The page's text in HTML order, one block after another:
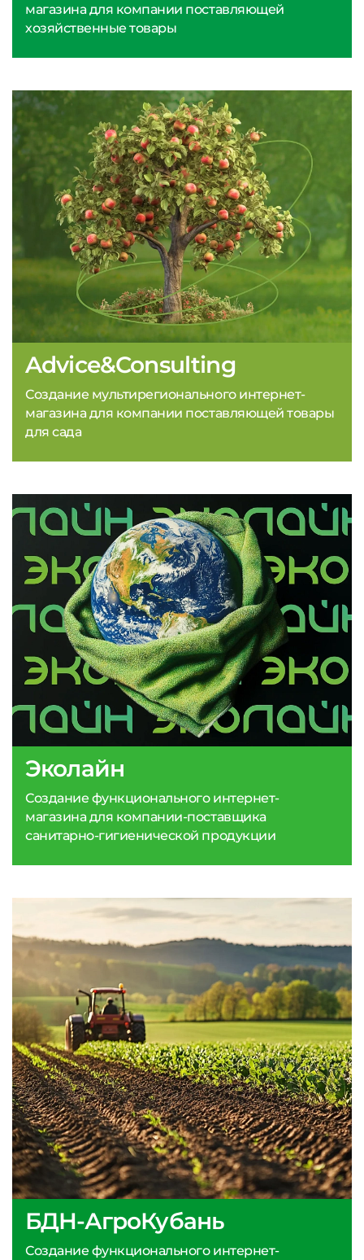
магазина для компании поставляющей
хозяйственные товары
Эколайн
Создание функционального интернет-
магазина для компании-поставщика
санитарно-гигиенической продукции
Advice&Consulting
Создание мультирегионального интернет-
магазина для компании поставляющей товары
для сада
БДН-АгроКубань
Создание функционального интернет-